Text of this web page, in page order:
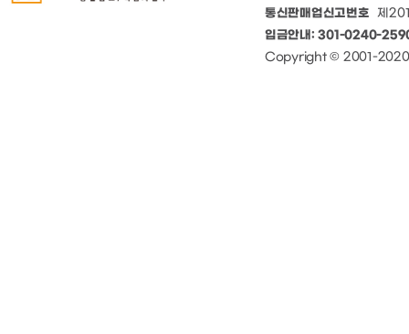
통신판매업신고번호 제
입금안내: 301-0240-
Copyright © 2001-2020